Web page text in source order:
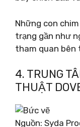
Những con
trạng gần như
tham quan bên
4. TRUNG
THUẬT
Nguồn: Syda